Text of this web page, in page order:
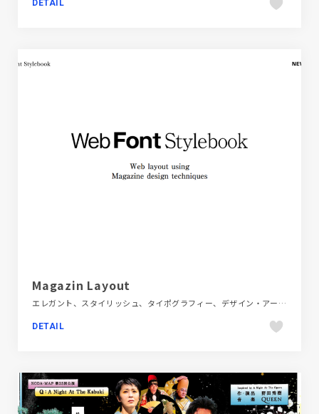
DETAIL
Magazin Layout
エレガント、スタイリッシュ、タイポグラフィー、デザイン・アート・音楽・文芸、ポートフォリオ、単色・モノクロ
DETAIL